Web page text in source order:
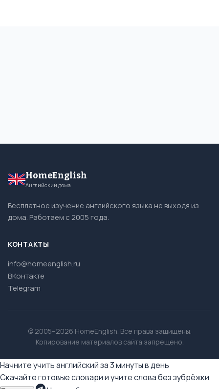
HomeEnglish
Английский дома
Бесплатное изучение английского языка не выходя из
дома. Работаем с 2005 года.
КОНТАКТЫ
info@homeenglish.ru
ВКонтакте
Telegram
© 2005–2026 HomeEnglish. Все права защищены.
Копирование материалов сайта запрещено.
Начните учить английский за 3 минуты в день
Скачайте готовые словари и учите слова без зубрёжки